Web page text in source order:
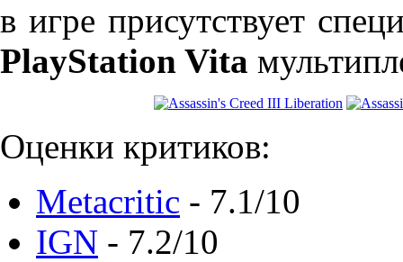
в игре присутствует
PlayStation Vita
Оценки критиков:
Metacritic - 7.1/10
IGN - 7.2/10